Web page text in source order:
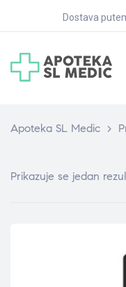
Dostava
Apoteka SL Medic >
Prikazuje se jedan